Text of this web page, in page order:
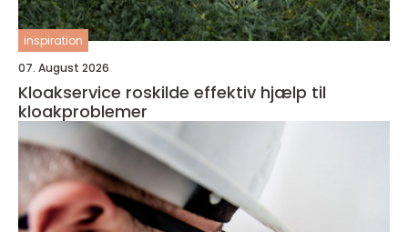
inspiration
07. August 2026
Kloakservice roskilde effektiv hjælp til
kloakproblemer